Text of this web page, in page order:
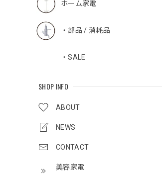
ホーム家電
・部品 / 消耗品
・SALE
SHOP INFO
ABOUT
NEWS
CONTACT
美容家電